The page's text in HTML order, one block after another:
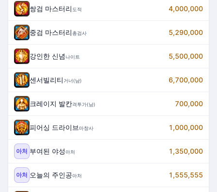
쌍검 마스터리 도적 4,000,000
중검 마스터리총검사 5,290,000
강인한 신념 나이트 5,500,000
센서빌리티 거너(남) 6,700,000
크레이지 발칸격투가(남) 700,000
피어싱 드라이브 마창사 1,000,000
아처 부여된 야성 아처 1,350,000
아처 오늘의 주인공아처 1,555,555